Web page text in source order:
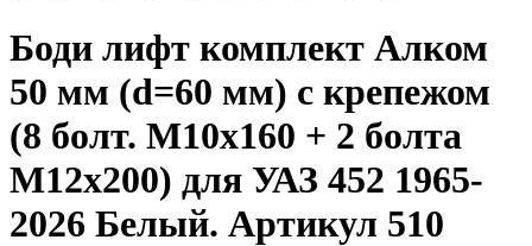
Боди лифт комплект Алком
50 мм (d=60 мм) с крепежом
(8 болт. М10х160 + 2 болта
М12х200) для УАЗ 452 1965-
2026 Белый. Артикул 510